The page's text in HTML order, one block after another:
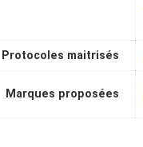
Protocoles maitrisés
Marques proposées